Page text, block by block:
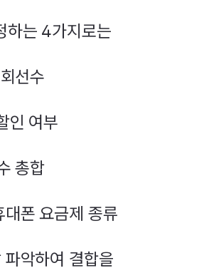
하는 4가지로는
선수
인 여부
총합
폰 요금제 종류
악하여 결합을